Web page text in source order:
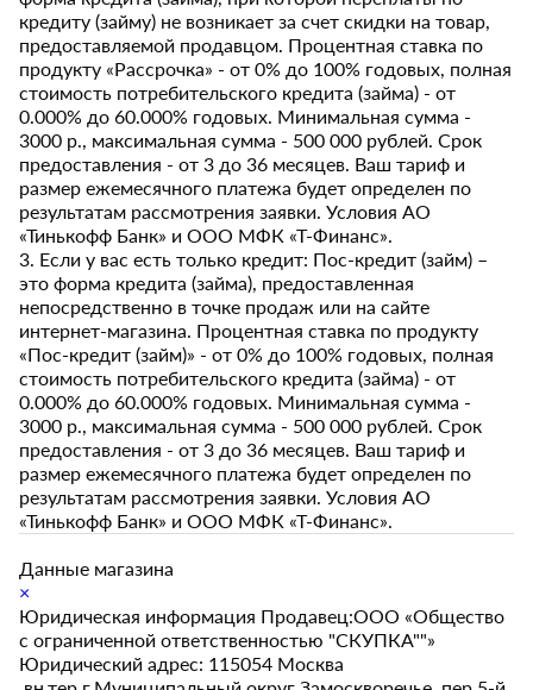
кредиту (займу) не возникает за счет скидки на товар,
предоставляемой продавцом. Процентная ставка по
продукту «Рассрочка» - от 0% до 100% годовых, полная
стоимость потребительского кредита (займа) - от
0.000% до 60.000% годовых. Минимальная сумма -
3000 р., максимальная сумма - 500 000 рублей. Срок
предоставления - от 3 до 36 месяцев. Ваш тариф и
размер ежемесячного платежа будет определен по
результатам рассмотрения заявки. Условия АО
«Тинькофф Банк» и ООО МФК «Т-Финанс».
3. Если у вас есть только кредит: Пос-кредит (займ) –
это форма кредита (займа), предоставленная
непосредственно в точке продаж или на сайте
интернет-магазина. Процентная ставка по продукту
«Пос-кредит (займ)» - от 0% до 100% годовых, полная
стоимость потребительского кредита (займа) - от
0.000% до 60.000% годовых. Минимальная сумма -
3000 р., максимальная сумма - 500 000 рублей. Срок
предоставления - от 3 до 36 месяцев. Ваш тариф и
размер ежемесячного платежа будет определен по
результатам рассмотрения заявки. Условия АО
«Тинькофф Банк» и ООО МФК «Т-Финанс».
Данные магазина
×
Юридическая информация Продавец:ООО «Общество
с ограниченной ответственностью "СКУПКА""»
Юридический адрес: 115054 Москва